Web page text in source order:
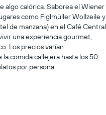
algo calórica. Saborea el Wiener
como Figlmüller Wollzeile y
de manzana) en el Café Central
una experiencia gourmet,
Los precios varían
comida callejera hasta los 50
por persona.